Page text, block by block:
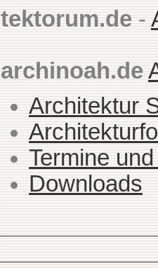
tektorum.de -
archinoah.de
Architektur
Termine
Downloads